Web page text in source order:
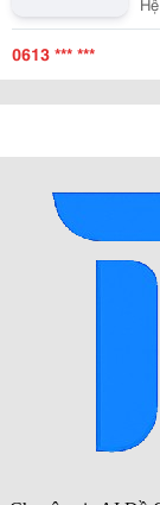
Djac0104 Ê
0613 *** ***